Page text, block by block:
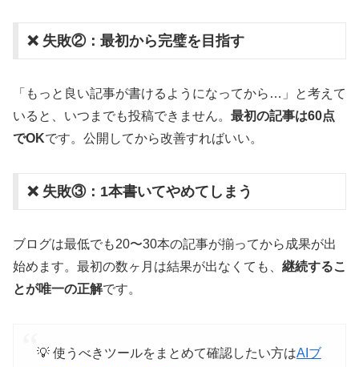
❌ 失敗②：最初から完璧を目指す
「もっと良い記事が書けるようになってから…」と考えて
いると、いつまでも投稿できません。 最初の記事は60点
でOKです。公開してから改善すればいい。
❌ 失敗③：1本書いてやめてしまう
ブログは最低でも20〜30本の記事が揃ってから成果が出
始めます。最初の数ヶ月は結果が出なくても、 継続するこ
とが唯一の正解です。
💡 使うべきツールをまとめて確認したい方はAIブ